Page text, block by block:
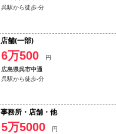
呉駅から徒歩-分
店舗(一部)
6万500
円
広島県呉市中通
呉駅から徒歩-分
事務所・店舗・他
5万5000
円